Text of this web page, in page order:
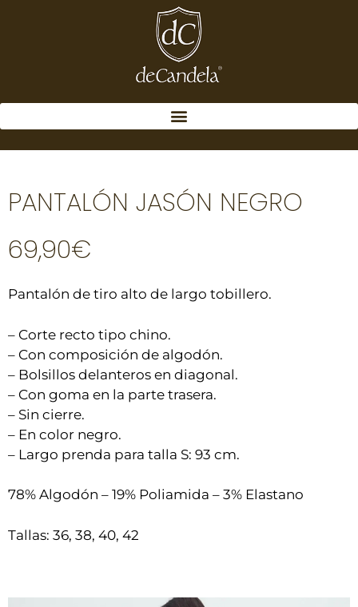
PANTALÓN JASÓN NEGRO
69,90€
Pantalón de tiro alto de largo tobillero.
– Corte recto tipo chino.
– Con composición de algodón.
– Bolsillos delanteros en diagonal.
– Con goma en la parte trasera.
– Sin cierre.
– En color negro.
– Largo prenda para talla S: 93 cm.
78% Algodón – 19% Poliamida – 3% Elastano
Tallas: 36, 38, 40, 42